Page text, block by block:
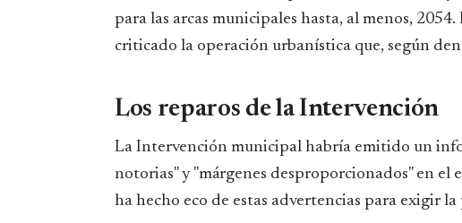
para las arcas municipales hasta, al menos,
criticado la operación urbanística que, según
Los reparos de la Intervención
La Intervención municipal habría emitido un
notorias" y "márgenes desproporcionados" en el
ha hecho eco de estas advertencias para exigir